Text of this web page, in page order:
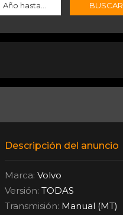
BUSCAR
Descripción del anuncio
Marca: Volvo
Versión: TODAS
Transmisión: Manual (MT)